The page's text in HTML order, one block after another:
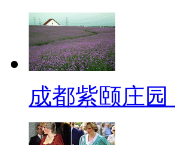
成都紫颐庄